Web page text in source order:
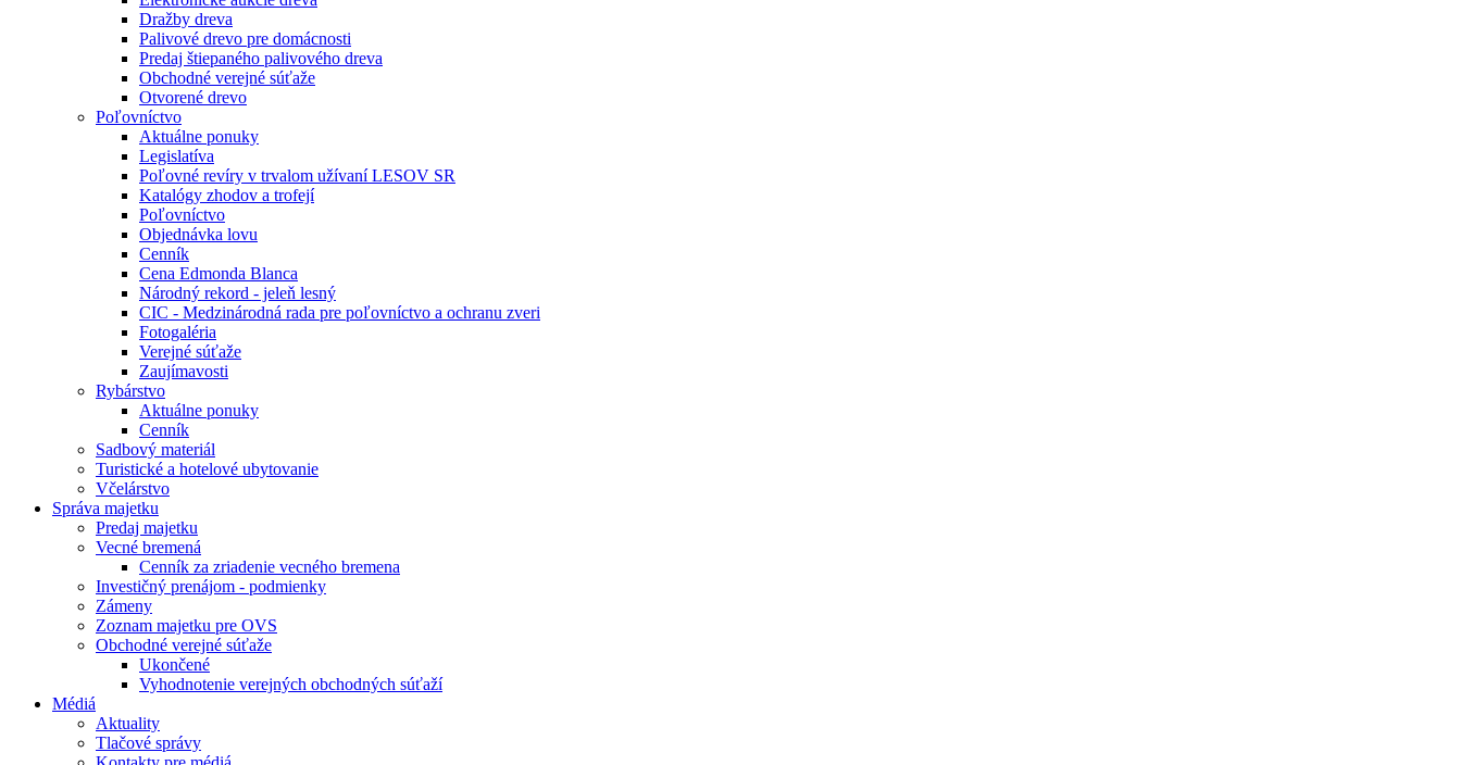
Dražby dreva
Palivové drevo pre domácnosti
Predaj štiepaného palivového dreva
Obchodné verejné súťaže
Otvorené drevo
Poľovníctvo
Aktuálne ponuky
Legislatíva
Poľovné revíry v trvalom užívaní LESOV SR
Katalógy zhodov a trofejí
Poľovníctvo
Objednávka lovu
Cenník
Cena Edmonda Blanca
Národný rekord - jeleň lesný
CIC - Medzinárodná rada pre poľovníctvo a ochranu zveri
Fotogaléria
Verejné súťaže
Zaujímavosti
Rybárstvo
Aktuálne ponuky
Cenník
Sadbový materiál
Turistické a hotelové ubytovanie
Včelárstvo
Správa majetku
Predaj majetku
Vecné bremená
Cenník za zriadenie vecného bremena
Investičný prenájom - podmienky
Zámeny
Zoznam majetku pre OVS
Obchodné verejné súťaže
Ukončené
Vyhodnotenie verejných obchodných súťaží
Médiá
Aktuality
Tlačové správy